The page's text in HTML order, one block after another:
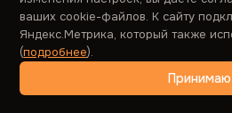
Дополняющие методы
Customer Journey Map
клиентский путь и
ваших cookie-файлов. К сайту
Яндекс.Метрика, который также
(подробнее).
Принимаю